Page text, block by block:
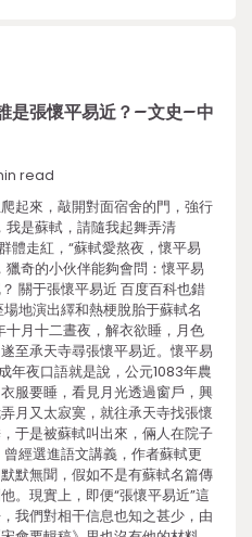
是張懷平易近？–文史–中
read
起來，敲開對面宿舍的門，強行
我是蘇軾，請隨我起舞弄清
體走紅，“蘇軾愛熬夜，懷平易
奇的小伙伴能夠會問：懷平易
關于張懷平易近 百度百科也錯
地演出繹和熱梗脫胎于蘇軾名
月十二晝夜，解衣欲睡，月色
至承天寺尋張懷平易近。懷平易
年夜口語就是說，公元1083年農
服要睡，看見月光透過窗戶，興
月又太寂寞，就往承天寺找張懷
于是被蘇軾叫出來，倆人在院子
經選進語文講義，作者蘇軾更
默無聞，假如不是有蘇軾名篇傳
。現實上，即便“張懷平易近”這
我們對相干信息也知之甚少，由